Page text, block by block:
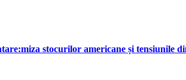
stocurilor americane și tensiunile